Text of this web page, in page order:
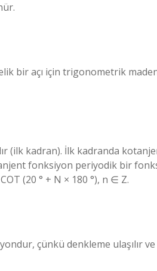
bir açı için trigonometrik
(ilk kadran). İlk kadranda
fonksiyon periyodik bir
(20 ° + N × 180 °), n ∈ Z.
çünkü denkleme ulaşılır